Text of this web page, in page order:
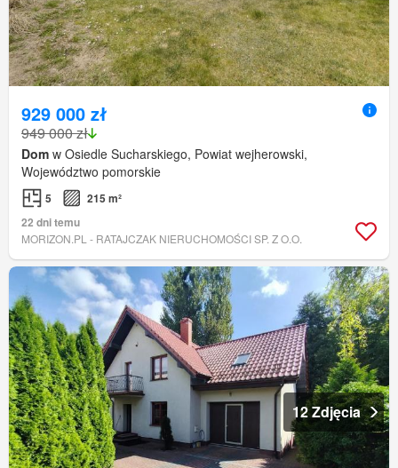
929 000 zł
949 000 zł
Dom w Osiedle Sucharskiego, Powiat wejherowski,
Województwo pomorskie
5
215 m²
22 dni temu
MORIZON.PL - RATAJCZAK NIERUCHOMOŚCI SP. Z O.O.
12 Zdjęcia